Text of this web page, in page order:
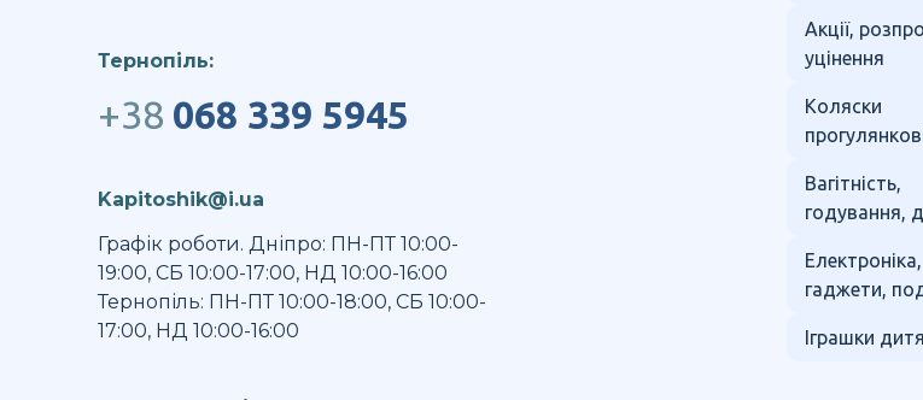
Тернопіль:
+38 068 339 5945
Kapitoshik@i.ua
Графік роботи. Дніпро: ПН-ПТ 10:00-
19:00, СБ 10:00-17:00, НД 10:00-16:00
Тернопіль: ПН-ПТ 10:00-18:00, СБ 10:00-
17:00, НД 10:00-16:00
Акції,
уцінення
Коляски
Вагітність,
годування,
Електроніка,
гаджети,
Іграшки